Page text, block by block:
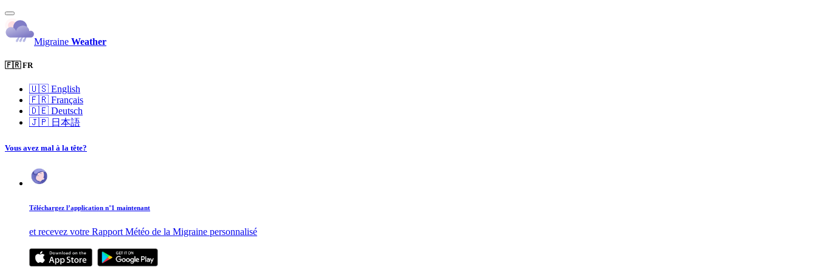
Migraine Weather
🇫🇷 FR
🇺🇸 English
🇫🇷 Français
🇩🇪 Deutsch
🇯🇵 日本語
Vous avez mal à la tête?
Téléchargez l’application n°1 maintenant
et recevez votre Rapport Météo de la Migraine personnalisé